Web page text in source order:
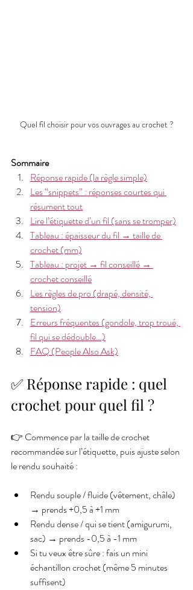
Quel fil choisir pour vos ouvrages au crochet ?
Sommaire
Réponse rapide (la règle simple)
Les “snippets” : réponses courtes qui
résument tout
Lire l’étiquette d’un fil (sans se tromper)
Tableau : épaisseur du fil → taille de
crochet (mm)
Tableau : projet → fil conseillé →
crochet conseillé
Les règles de pro (drapé, densité,
tension)
Erreurs fréquentes (gondole, trop troué,
fil qui se dédouble…)
FAQ (People Also Ask)
✅ Réponse rapide : quel
crochet pour quel fil ?
👉 Commence par la taille de crochet
recommandée sur l’étiquette, puis ajuste selon
le rendu souhaité :
Rendu souple / fluide (vêtement, châle)
→ prends +0,5 à +1 mm
Rendu dense / qui se tient (amigurumi,
sac) → prends -0,5 à -1 mm
Si tu veux être sûre : fais un mini
échantillon crochet (même 5 minutes
suffisent)